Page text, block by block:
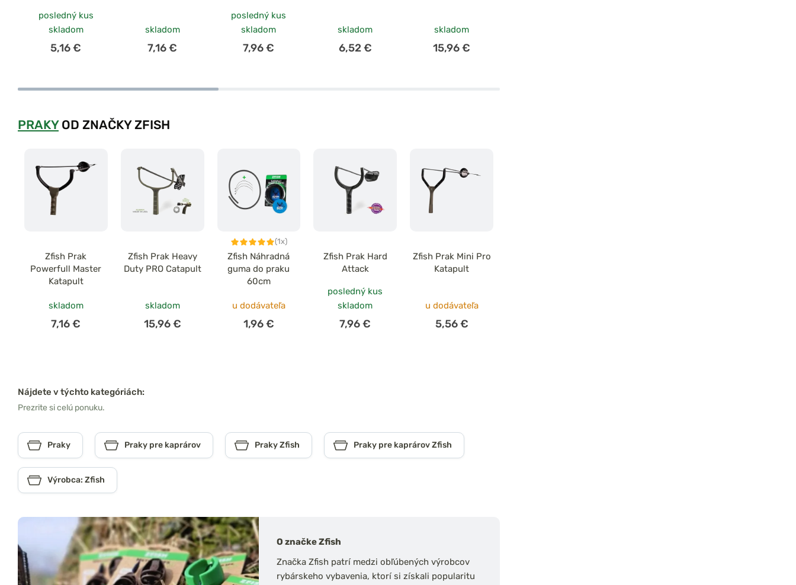
posledný kus
skladom
5,16 €
skladom
7,16 €
posledný kus
skladom
7,96 €
skladom
6,52 €
skladom
15,96 €
PRAKYOD ZNAČKY ZFISH
Zfish Prak
Powerfull Master
Katapult
skladom
7,16 €
Zfish Prak Heavy
Duty PRO Catapult
skladom
15,96 €
(1x)
Zfish Náhradná
guma do praku
60cm
u dodávateľa
1,96 €
Zfish Prak Hard
Attack
posledný kus
skladom
7,96 €
Zfish Prak Mini Pro
Katapult
u dodávateľa
5,56 €
Nájdete v týchto kategóriách:
Prezrite si celú ponuku.
Praky Praky pre kaprárov Praky Zfish Praky pre kaprárov Zfish
Výrobca: Zfish
O značke Zfish
Značka Zfish patrí medzi obľúbených výrobcov
rybárskeho vybavenia, ktorí si získali popularitu